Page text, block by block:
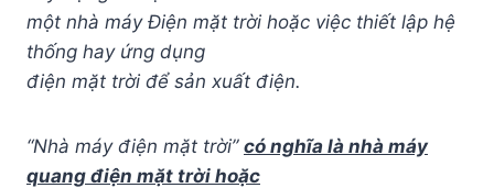
một nhà máy Điện mặt trời hoặc việc thiết lập hệ
thống hay ứng dụng
điện mặt trời để sản xuất điện.
“Nhà máy điện mặt trời” có nghĩa là nhà máy
quang điện mặt trời hoặc